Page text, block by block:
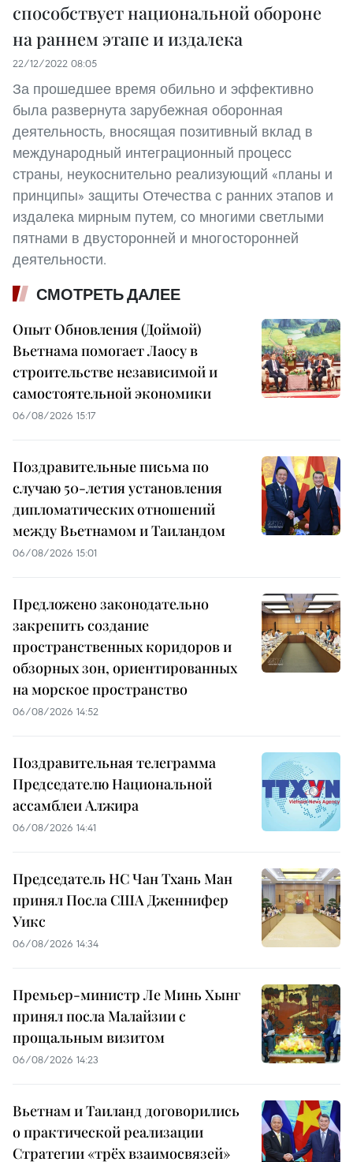
способствует национальной обороне
на раннем этапе и издалека
22/12/2022 08:05
За прошедшее время обильно и эффективно
была развернута зарубежная оборонная
деятельность, вносящая позитивный вклад в
международный интеграционный процесс
страны, неукоснительно реализующий «планы и
принципы» защиты Отечества с ранних этапов и
издалека мирным путем, со многими светлыми
пятнами в двусторонней и многосторонней
деятельности.
СМОТРЕТЬ ДАЛЕЕ
Опыт Обновления (Доймой)
Вьетнама помогает Лаосу в
строительстве независимой и
самостоятельной экономики
06/08/2026 15:17
Поздравительные письма по
случаю 50-летия установления
дипломатических отношений
между Вьетнамом и Таиландом
06/08/2026 15:01
Предложено законодательно
закрепить создание
пространственных коридоров и
обзорных зон, ориентированных
на морское пространство
06/08/2026 14:52
Поздравительная телеграмма
Председателю Национальной
ассамблеи Алжира
06/08/2026 14:41
Председатель НС Чан Тхань Ман
принял Посла США Дженнифер
Уикс
06/08/2026 14:34
Премьер-министр Ле Минь Хынг
принял посла Малайзии с
прощальным визитом
06/08/2026 14:23
Вьетнам и Таиланд договорились
о практической реализации
Стратегии «трёх взаимосвязей»